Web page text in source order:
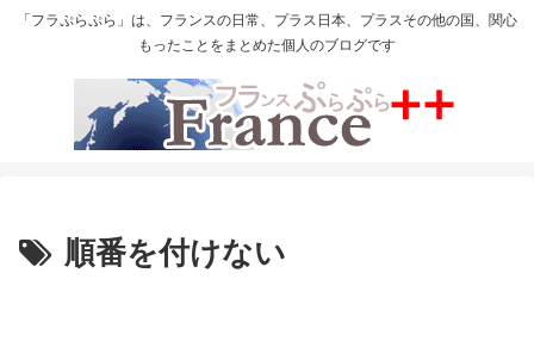
「フラぷらぷら」は、フランスの日常、プラス日本、プラスその他の国、関心
もったことをまとめた個人のブログです
順番を付けない